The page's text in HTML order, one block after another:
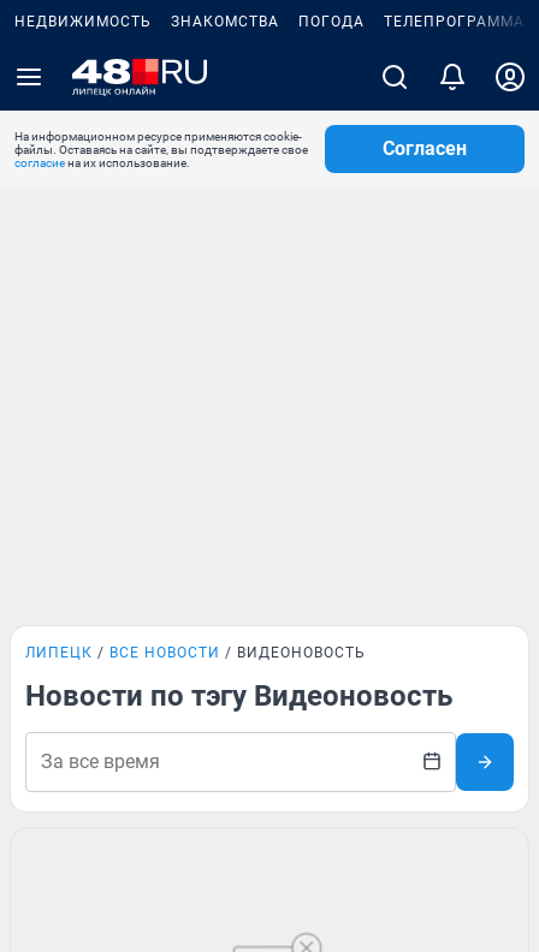
НЕДВИЖИМОСТЬ ЗНАКОМСТВА ПОГОДА ТЕЛЕПРОГРАММА
На информационном ресурсе применяются cookie-
файлы. Оставаясь на сайте, вы подтверждаете свое
согласиена их использование.
Согласен
ЛИПЕЦК ВСЕ НОВОСТИ ВИДЕОНОВОСТЬ
Новости по тэгу Видеоновость